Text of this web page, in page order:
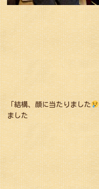
「結構、顔に当たりました
ました